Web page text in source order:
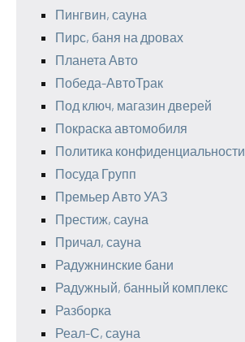
Пингвин, сауна
Пирс, баня на дровах
Планета Авто
Победа-АвтоТрак
Под ключ, магазин дверей
Покраска автомобиля
Политика конфиденциальности
Посуда Групп
Премьер Авто УАЗ
Престиж, сауна
Причал, сауна
Радужнинские бани
Радужный, банный комплекс
Разборка
Реал-С, сауна